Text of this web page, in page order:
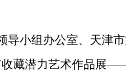
小组办公室、天津
藏潜力艺术作品展